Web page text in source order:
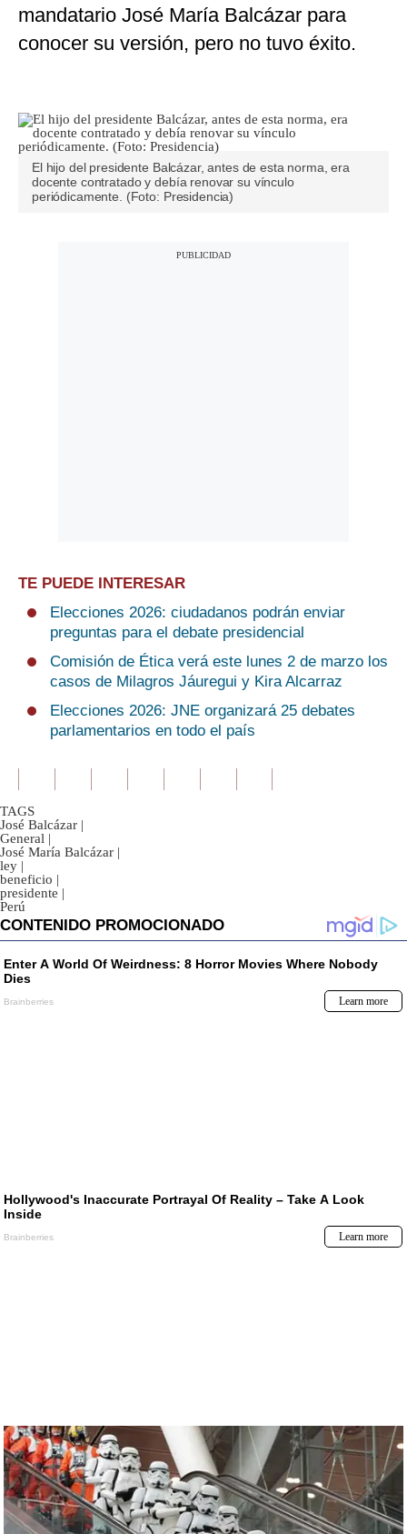
mandatario José María Balcázar para
conocer su versión, pero no tuvo éxito.
El hijo del presidente Balcázar, antes de esta norma, era
docente contratado y debía renovar su vínculo
periódicamente. (Foto: Presidencia)
TE PUEDE INTERESAR
Elecciones 2026: ciudadanos podrán enviar
preguntas para el debate presidencial
Comisión de Ética verá este lunes 2 de marzo los
casos de Milagros Jáuregui y Kira Alcarraz
Elecciones 2026: JNE organizará 25 debates
parlamentarios en todo el país
TAGS
José Balcázar |
General |
José María Balcázar |
ley |
beneficio |
presidente |
Perú